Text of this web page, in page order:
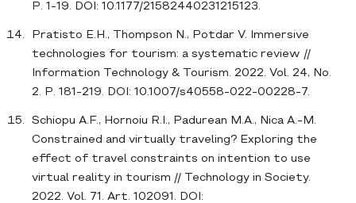
P. 1-19. DOI: 10.1177/21582440231215123.
Pratisto E.H., Thompson N., Potdar V. Immersive
technologies for tourism: a systematic review //
Information Technology & Tourism. 2022. Vol. 24, No.
2. P. 181-219. DOI: 10.1007/s40558-022-00228-7.
Schiopu A.F., Hornoiu R.I., Padurean M.A., Nica A.-M.
Constrained and virtually traveling? Exploring the
effect of travel constraints on intention to use
virtual reality in tourism // Technology in Society.
2022. Vol. 71. Art. 102091. DOI: